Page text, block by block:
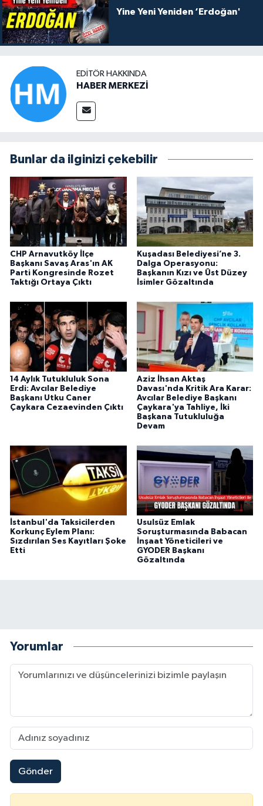
Yine Yeni Yeniden ‘Erdoğan'
EDITÖR HAKKINDA
HABER MERKEZİ
Bunlar da ilginizi çekebilir
CHP Arnavutköy İlçe
Başkanı Savaş Aras'ın AK
Parti Kongresinde Rozet
Taktığı Ortaya Çıktı
Kuşadası Belediyesi’ne 3.
Dalga Operasyonu:
Başkanın Kızı ve Üst Düzey
İsimler Gözaltında
14 Aylık Tutukluluk Sona
Erdi: Avcılar Belediye
Başkanı Utku Caner
Çaykara Cezaevinden Çıktı
Aziz İhsan Aktaş
Davası'nda Kritik Ara Karar:
Avcılar Belediye Başkanı
Çaykara'ya Tahliye, İki
Başkana Tutukluluğa
Devam
İstanbul'da Taksicilerden
Korkunç Eylem Planı:
Sızdırılan Ses Kayıtları Şoke
Etti
Usulsüz Emlak
Soruşturmasında Babacan
İnşaat Yöneticileri ve
GYODER Başkanı
Gözaltında
Yorumlar
Gönder